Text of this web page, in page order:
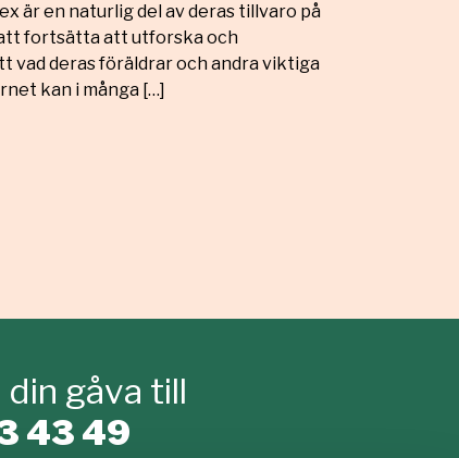
är en naturlig del av deras tillvaro på
fortsätta att utforska och
vad deras föräldrar och andra viktiga
kan i många […]
din gåva till
43 49